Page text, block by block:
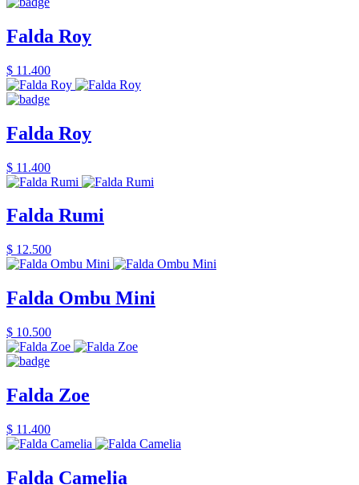
Falda Roy
$ 11.400
Falda Roy
$ 11.400
Falda Rumi
$ 12.500
Falda Ombu Mini
$ 10.500
Falda Zoe
$ 11.400
Falda Camelia